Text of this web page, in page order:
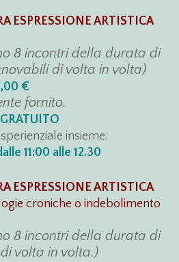
ESPRESSIONE ARTISTICA
8 incontri della durata di
di volta in volta)
€
fornito.
insieme:
11:00 alle 12.30
ESPRESSIONE ARTISTICA
croniche o indebolimento
8 incontri della durata di
volta in volta.)